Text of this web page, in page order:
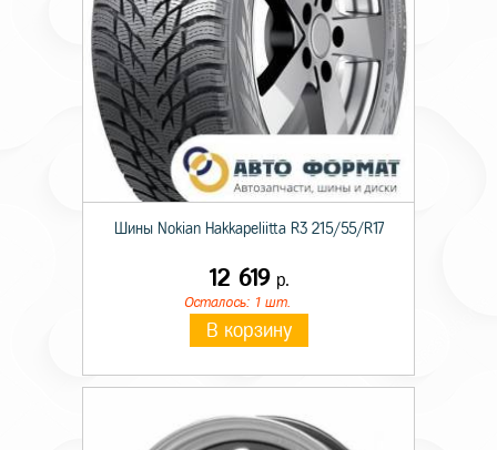
Шины Nokian Hakkapeliitta R3 215/55/R17
12 619р.
Осталось: 1 шт.
В корзину